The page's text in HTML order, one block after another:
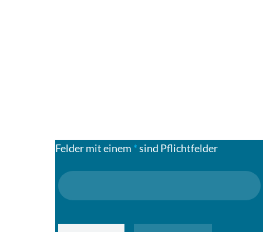
Felder mit einem *sind Pflichtfelder